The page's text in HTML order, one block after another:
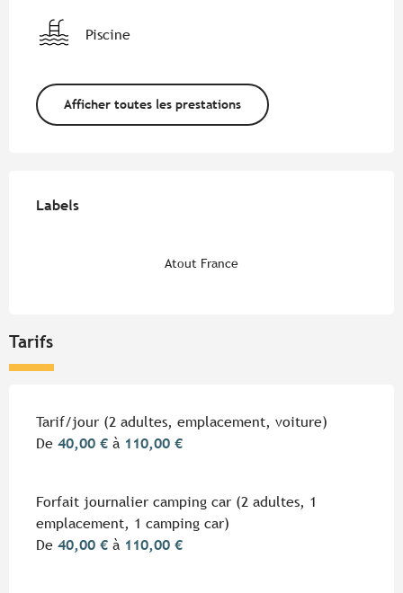
Piscine
Afficher toutes les prestations
Labels
Labels
Atout France
Tarifs
Tarifs 2026
Tarif/jour (2 adultes, emplacement, voiture)
De 40,00 € à 110,00 €
Forfait journalier camping car (2 adultes, 1
emplacement, 1 camping car)
De 40,00 € à 110,00 €